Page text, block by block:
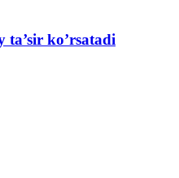
ta’sir koʼrsatadi